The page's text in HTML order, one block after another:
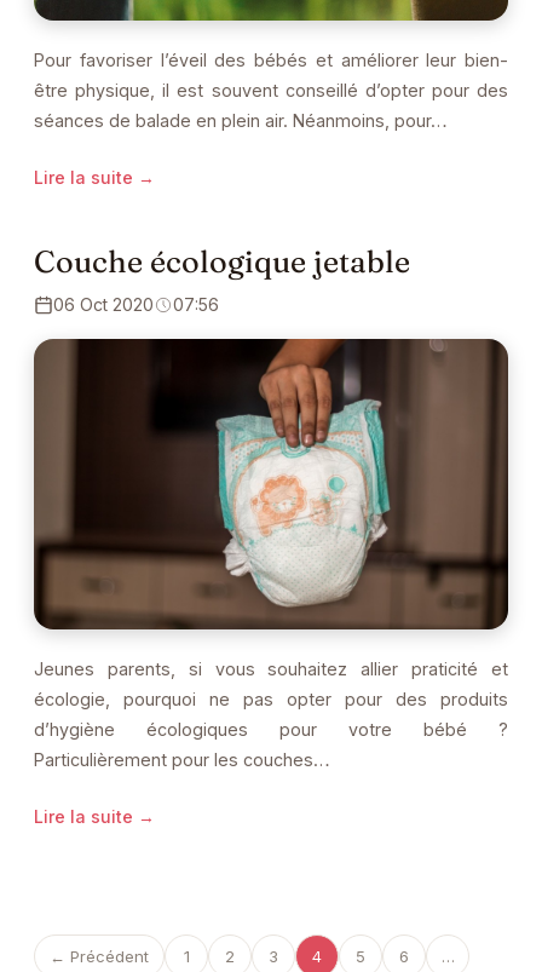
Pour favoriser l’éveil des bébés et améliorer leur bien-
être physique, il est souvent conseillé d’opter pour des
séances de balade en plein air. Néanmoins, pour…
Lire la suite →
Couche écologique jetable
06 Oct 2020 07:56
Jeunes parents, si vous souhaitez allier praticité et
écologie, pourquoi ne pas opter pour des produits
d’hygiène écologiques pour votre bébé ?
Particulièrement pour les couches…
Lire la suite →
← Précédent 1 2 3 4 5 6 …